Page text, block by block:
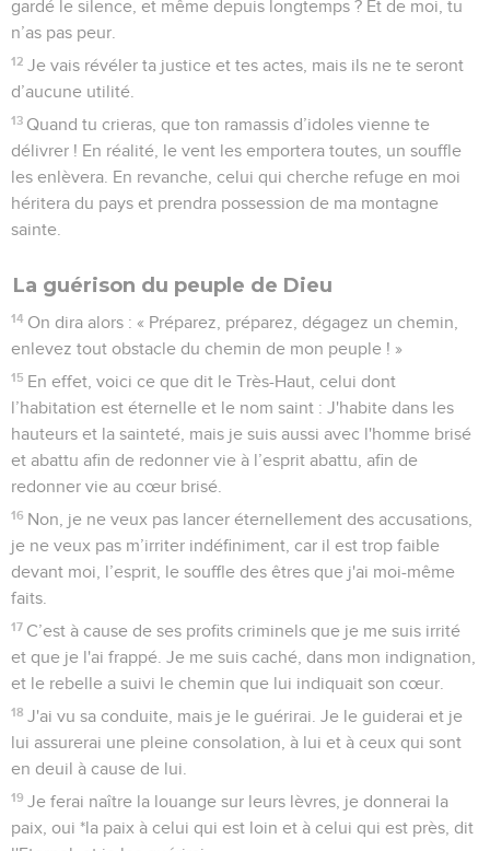
gardé le silence, et même depuis longtemps ? Et de moi, tu
n’as pas peur.
12 Je vais révéler ta justice et tes actes, mais ils ne te seront
d’aucune utilité.
13 Quand tu crieras, que ton ramassis d’idoles vienne te
délivrer ! En réalité, le vent les emportera toutes, un souffle
les enlèvera. En revanche, celui qui cherche refuge en moi
héritera du pays et prendra possession de ma montagne
sainte.
La guérison du peuple de Dieu
14 On dira alors : « Préparez, préparez, dégagez un chemin,
enlevez tout obstacle du chemin de mon peuple ! »
15 En effet, voici ce que dit le Très-Haut, celui dont
l’habitation est éternelle et le nom saint : J'habite dans les
hauteurs et la sainteté, mais je suis aussi avec l'homme brisé
et abattu afin de redonner vie à l’esprit abattu, afin de
redonner vie au cœur brisé.
16 Non, je ne veux pas lancer éternellement des accusations,
je ne veux pas m’irriter indéfiniment, car il est trop faible
devant moi, l’esprit, le souffle des êtres que j'ai moi-même
faits.
17 C’est à cause de ses profits criminels que je me suis irrité
et que je l'ai frappé. Je me suis caché, dans mon indignation,
et le rebelle a suivi le chemin que lui indiquait son cœur.
18 J'ai vu sa conduite, mais je le guérirai. Je le guiderai et je
lui assurerai une pleine consolation, à lui et à ceux qui sont
en deuil à cause de lui.
19 Je ferai naître la louange sur leurs lèvres, je donnerai la
paix, oui *la paix à celui qui est loin et à celui qui est près, dit